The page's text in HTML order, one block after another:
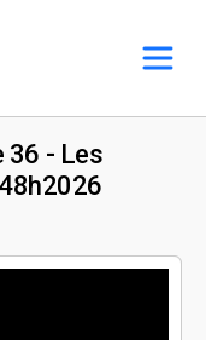
36 - Les